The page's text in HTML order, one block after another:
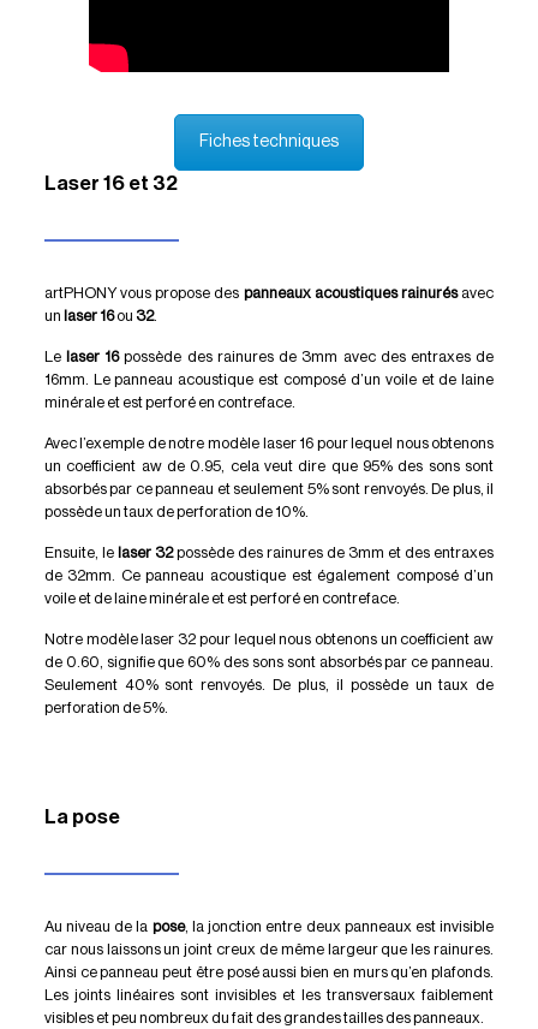
Fiches techniques
Laser 16 et 32
artPHONY vous propose des panneaux acoustiques rainurésavec
un laser 16ou 32.
Le laser 16possède des rainures de 3mm avec des entraxes de
16mm. Le panneau acoustique est composé d’un voile et de laine
minérale et est perforé en contreface.
Avec l’exemple de notre modèle laser 16 pour lequel nous obtenons
un coefficient aw de 0.95, cela veut dire que 95% des sons sont
absorbés par ce panneau et seulement 5% sont renvoyés. De plus, il
possède un taux de perforation de 10%.
Ensuite, le laser 32possède des rainures de 3mm et des entraxes
de 32mm. Ce panneau acoustique est également composé d’un
voile et de laine minérale et est perforé en contreface.
Notre modèle laser 32 pour lequel nous obtenons un coefficient aw
de 0.60, signifie que 60% des sons sont absorbés par ce panneau.
Seulement 40% sont renvoyés. De plus, il possède un taux de
perforation de 5%.
La pose
Au niveau de la pose, la jonction entre deux panneaux est invisible
car nous laissons un joint creux de même largeur que les rainures.
Ainsi ce panneau peut être posé aussi bien en murs qu’en plafonds.
Les joints linéaires sont invisibles et les transversaux faiblement
visibles et peu nombreux du fait des grandes tailles des panneaux.